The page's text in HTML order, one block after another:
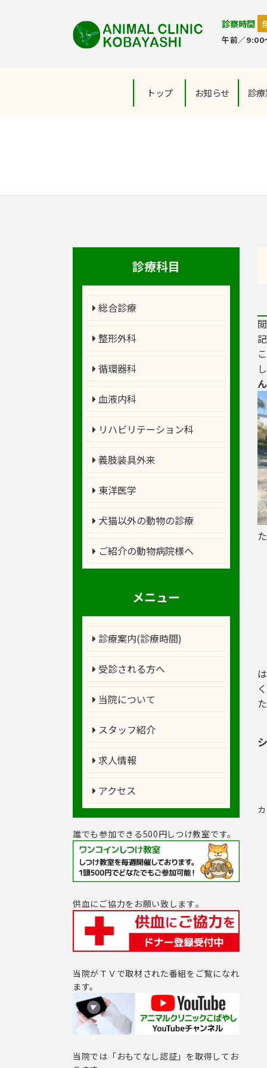
診察時間
午前／
トップ お知らせ 診
診療科目
総合診療
整形外科
循環器科
血液内科
リハビリテーション科
義肢装具外来
東洋医学
犬猫以外の動物の診療
ご紹介の動物病院様へ
メニュー
診療案内(診療時間)
受診される方へ
当院について
スタッフ紹介
求人情報
アクセス
誰でも参加できる500円しつけ教室です。
供血にご協力をお願い致します｡
当院がＴＶで取材された番組をご覧になれ
ます。
当院では「おもてなし認証」を取得してお